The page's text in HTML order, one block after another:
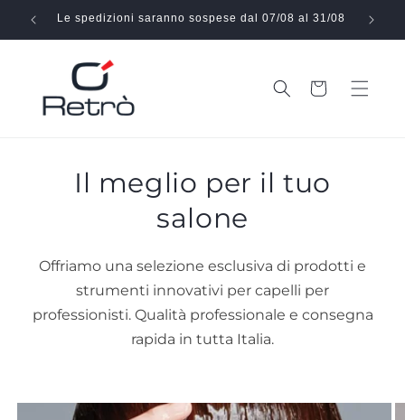
direttamente
ai contenuti
Le spedizioni saranno sospese dal 07/08 al 31/08
Carrello
Il meglio per il tuo
salone
Offriamo una selezione esclusiva di prodotti e
strumenti innovativi per capelli per
professionisti. Qualità professionale e consegna
rapida in tutta Italia.